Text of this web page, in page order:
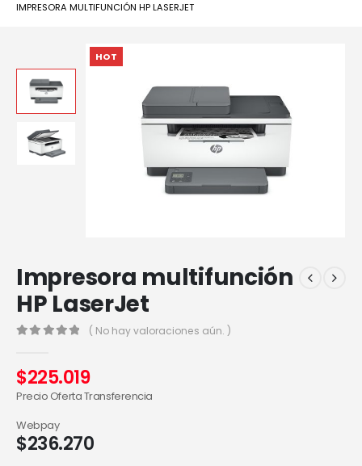
IMPRESORA MULTIFUNCIÓN HP LASERJET
HOT
Impresora multifunción
HP LaserJet
( No hay valoraciones aún. )
$225.019
Precio Oferta Transferencia
$236.270
Webpay